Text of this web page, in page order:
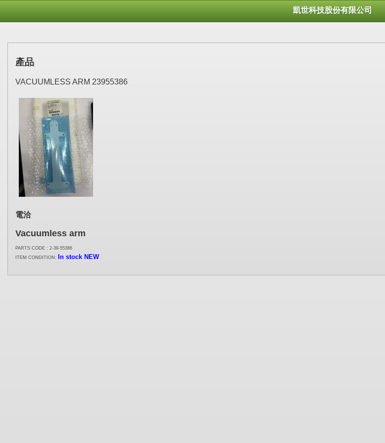
凱世科技股份有限公司
產品
VACUUMLESS ARM 23955386
電洽
Vacuumless arm
PARTS CODE : 2-39-55386
ITEM CONDITION:
In stock NEW